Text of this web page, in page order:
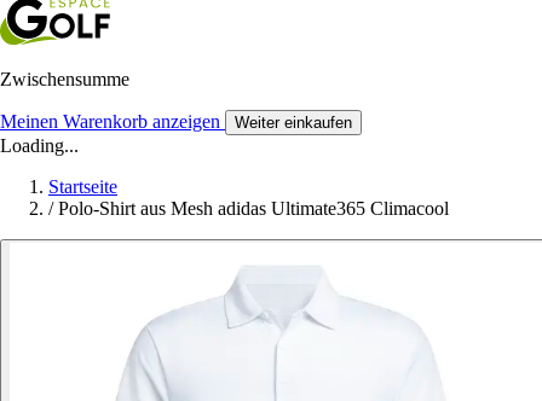
Zwischensumme
Meinen Warenkorb anzeigen Weiter einkaufen
Loading...
Startseite
/ Polo-Shirt aus Mesh adidas Ultimate365 Climacool